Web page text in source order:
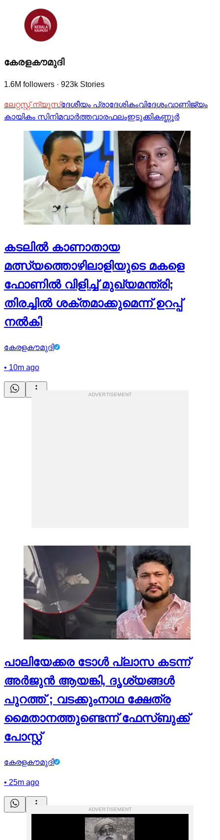
കേരളകൗമുദി
1.6M followers · 923k Stories
ലേറ്റസ്റ്റ് ന്യൂസ്ദേശീയം പ്രാദേശികംവിദേശംവാണിജ്യം
കായികം സിനിമവാര്‍ത്തവാരഫലംഇടുക്കികണ്ണൂര്‍
കടലില്‍ കാണാതായ
മത്സ്യത്തൊഴിലാളിയുടെ മകളെ
ഫോണില്‍ വിളിച്ച്‌ മുഖ്യമന്ത്രി;
തിരച്ചില്‍ ശക്തമാക്കുമെന്ന് ഉറപ്പ്
നല്‍കി
കേരളകൗമുദി
• 10m ago
ADVERTISEMENT
പാലിയേക്കര ടോള്‍ പ്ലാസ കടന്ന്
അര്‍ജുൻ ആയങ്കി, ദൃശ്യങ്ങള്‍
പുറത്ത് ; വടക്കുംനാഥ ക്ഷേത്ര
മൈതാനത്തുണ്ടെന്ന് ഫേസ്ബുക്ക്
പോസ്റ്റ്
കേരളകൗമുദി
• 25m ago
ADVERTISEMENT